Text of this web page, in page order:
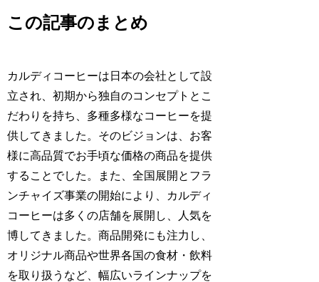
この記事のまとめ
カルディコーヒーは日本の会社として設
立され、初期から独自のコンセプトとこ
だわりを持ち、多種多様なコーヒーを提
供してきました。そのビジョンは、お客
様に高品質でお手頃な価格の商品を提供
することでした。また、全国展開とフラ
ンチャイズ事業の開始により、カルディ
コーヒーは多くの店舗を展開し、人気を
博してきました。商品開発にも注力し、
オリジナル商品や世界各国の食材・飲料
を取り扱うなど、幅広いラインナップを